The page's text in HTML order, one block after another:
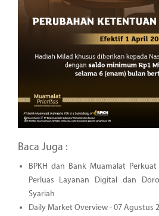
Baca Juga :
BPKH dan Bank Muamalat
Perluas Layanan Digital dan
Syariah
Daily Market Overview - 07 Agustus